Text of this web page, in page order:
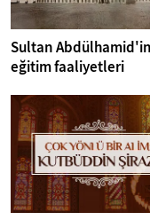
Sultan Abdülhamid'in
eğitim faaliyetleri